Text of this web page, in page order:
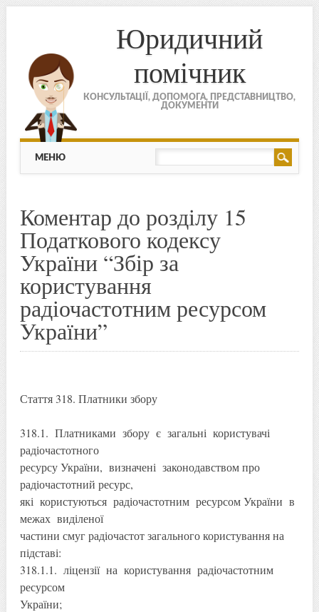
Юридичний
помічник
КОНСУЛЬТАЦІЇ, ДОПОМОГА, ПРЕДСТАВНИЦТВО,
ДОКУМЕНТИ
МЕНЮ
Skip to content
МЕНЮ
Коментар до розділу 15
Податкового кодексу
України “Збір за
користування
радіочастотним ресурсом
України”
Стаття 318. Платники збору
318.1. Платниками збору є загальні користувачі
радіочастотного
ресурсу України, визначені законодавством про
радіочастотний ресурс,
які користуються радіочастотним ресурсом України в
межах виділеної
частини смуг радіочастот загального користування на
підставі:
318.1.1. ліцензії на користування радіочастотним
ресурсом
України;